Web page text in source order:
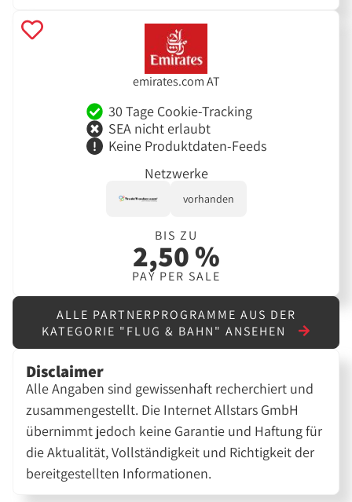
emirates.com AT
30 Tage Cookie-Tracking
SEA nicht erlaubt
Keine Produktdaten-Feeds
Netzwerke
vorhanden
BIS ZU
2,50 %
PAY PER SALE
ALLE PARTNERPROGRAMME AUS DER
KATEGORIE "FLUG & BAHN" ANSEHEN
Disclaimer
Alle Angaben sind gewissenhaft recherchiert und
zusammengestellt. Die Internet Allstars GmbH
übernimmt jedoch keine Garantie und Haftung für
die Aktualität, Vollständigkeit und Richtigkeit der
bereitgestellten Informationen.